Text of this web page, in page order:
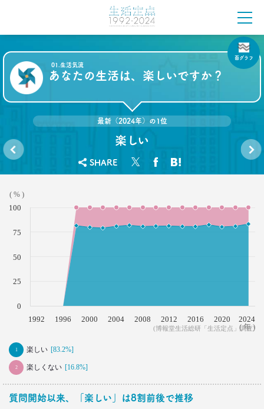
「定年前の3つのブルー」
–日経クロストレンド 連載⑱–
2021.10.12
–日経クロストレンド 連載⑰–
生活総研 上席研究員/コピーライター
生活総研 上席研究員/コピーライター
2021.09.09
40代おじさん・ロンブー淳 人生満点じゃない理由
は日光東照宮？
–日経クロストレンド 連載⑮–
生活総研 上席研究員/コピーライター
前沢 裕文
ロンブー田村淳が思う「かっこいい40代おじさん」
–日経クロストレンド 連載⑭–
01.生活気流
あなたの生活は、楽しいですか？
面グラフ
最新（2024年）の1位
楽しい
SHARE
はどち
の生活
( 年 )
( % )
(博報堂生活総研「生活定点」調査)
1992 1996 2000 2004 2008 2012 2016 2020 2024
0
100
25
50
75
1 楽しい [83.2%]
2 楽しくない [16.8%]
質問開始以来、「楽しい」は8割前後で推移